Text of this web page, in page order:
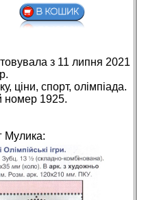
з 11 липня 2021
р.
цiни, спорт, олiмпiада.
номер 1925.
Мулика: